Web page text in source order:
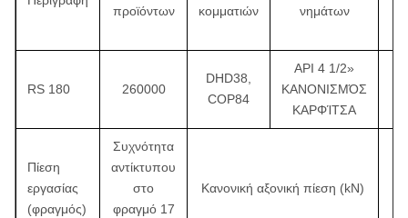
προϊόντων
κομματιών
νημάτων
RS 180 260000
DHD38,
COP84
API 4 1/2»
ΚΑΝΟΝΙΣΜΌΣ
ΚΑΡΦΊΤΣΑ
Πίεση
εργασίας
(φραγμός)
Συχνότητα
αντίκτυπου
στο
φραγμό 17
Κανονική αξονική πίεση (kN)